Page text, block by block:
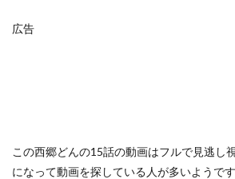
広告
この西郷どんの15話の動画はフルで見逃し
になって動画を探している人が多いようです